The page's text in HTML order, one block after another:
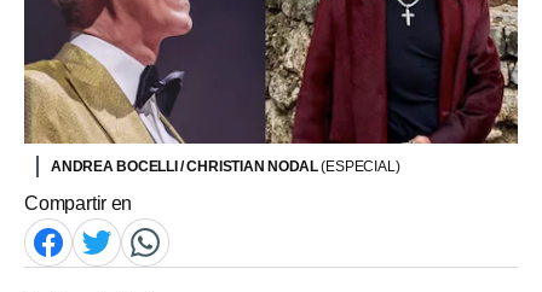
ANDREA BOCELLI / CHRISTIAN NODAL(ESPECIAL)
Compartir en